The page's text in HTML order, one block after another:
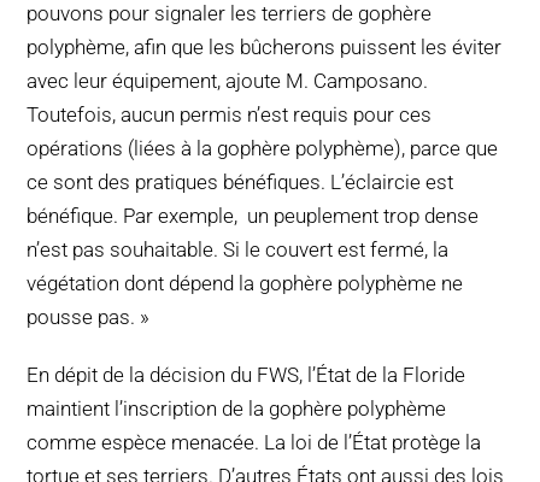
pouvons pour signaler les terriers de gophère
polyphème, afin que les bûcherons puissent les éviter
avec leur équipement, ajoute M. Camposano.
Toutefois, aucun permis n’est requis pour ces
opérations (liées à la gophère polyphème), parce que
ce sont des pratiques bénéfiques. L’éclaircie est
bénéfique. Par exemple, un peuplement trop dense
n’est pas souhaitable. Si le couvert est fermé, la
végétation dont dépend la gophère polyphème ne
pousse pas. »
En dépit de la décision du FWS, l’État de la Floride
maintient l’inscription de la gophère polyphème
comme espèce menacée. La loi de l’État protège la
tortue et ses terriers. D’autres États ont aussi des lois